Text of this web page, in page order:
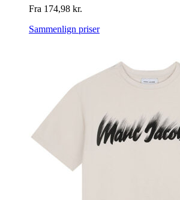
Fra 174,98 kr.
Sammenlign priser